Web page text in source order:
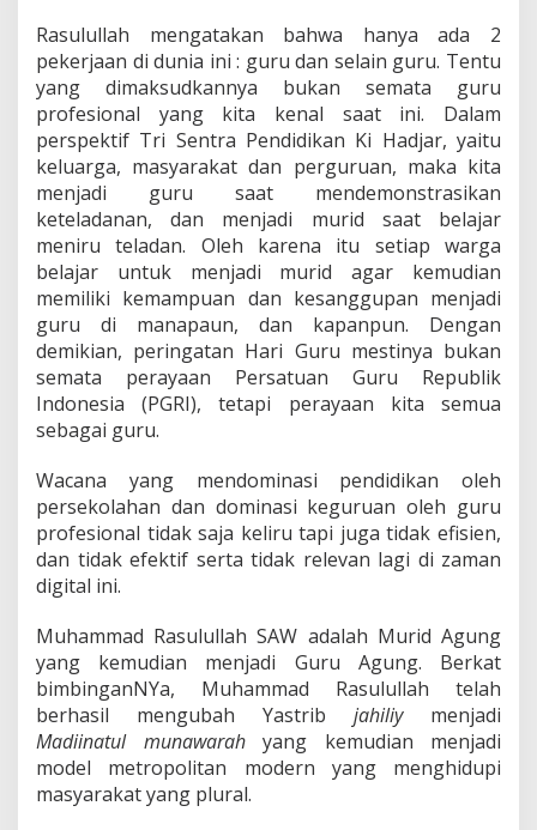
u
h
a
m
m
a
S
A
W
Rasulullah mengatakan bahwa hanya ada 2
pekerjaan di dunia ini : guru dan selain guru. Tentu
yang dimaksudkannya bukan semata guru
profesional yang kita kenal saat ini. Dalam
perspektif Tri Sentra Pendidikan Ki Hadjar, yaitu
keluarga, masyarakat dan perguruan, maka kita
menjadi guru saat mendemonstrasikan
keteladanan, dan menjadi murid saat belajar
meniru teladan. Oleh karena itu setiap warga
belajar untuk menjadi murid agar kemudian
memiliki kemampuan dan kesanggupan menjadi
guru di manapaun, dan kapanpun. Dengan
demikian, peringatan Hari Guru mestinya bukan
semata perayaan Persatuan Guru Republik
Indonesia (PGRI), tetapi perayaan kita semua
sebagai guru.
Wacana yang mendominasi pendidikan oleh
persekolahan dan dominasi keguruan oleh guru
profesional tidak saja keliru tapi juga tidak efisien,
dan tidak efektif serta tidak relevan lagi di zaman
digital ini.
Muhammad Rasulullah SAW adalah Murid Agung
yang kemudian menjadi Guru Agung. Berkat
bimbinganNYa, Muhammad Rasulullah telah
berhasil mengubah Yastrib jahiliymenjadi
Madiinatul munawarahyang kemudian menjadi
model metropolitan modern yang menghidupi
masyarakat yang plural.